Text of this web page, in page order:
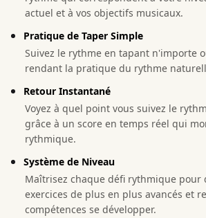
actuel et à vos objectifs musicaux.
Pratique de Taper Simple
Suivez le rythme en tapant n'importe
rendant la pratique du rythme
Retour Instantané
Voyez à quel point vous suivez le
grâce à un score en temps réel qui
rythmique.
Système de Niveau
Maîtrisez chaque défi rythmique pour
exercices de plus en plus avancés et
compétences se développer.